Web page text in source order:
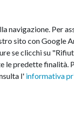
navigazione. Per
sito con Google
se clicchi su
le predette finalità.
l' informativa